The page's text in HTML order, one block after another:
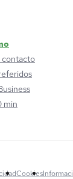
contacto
min
Cookies